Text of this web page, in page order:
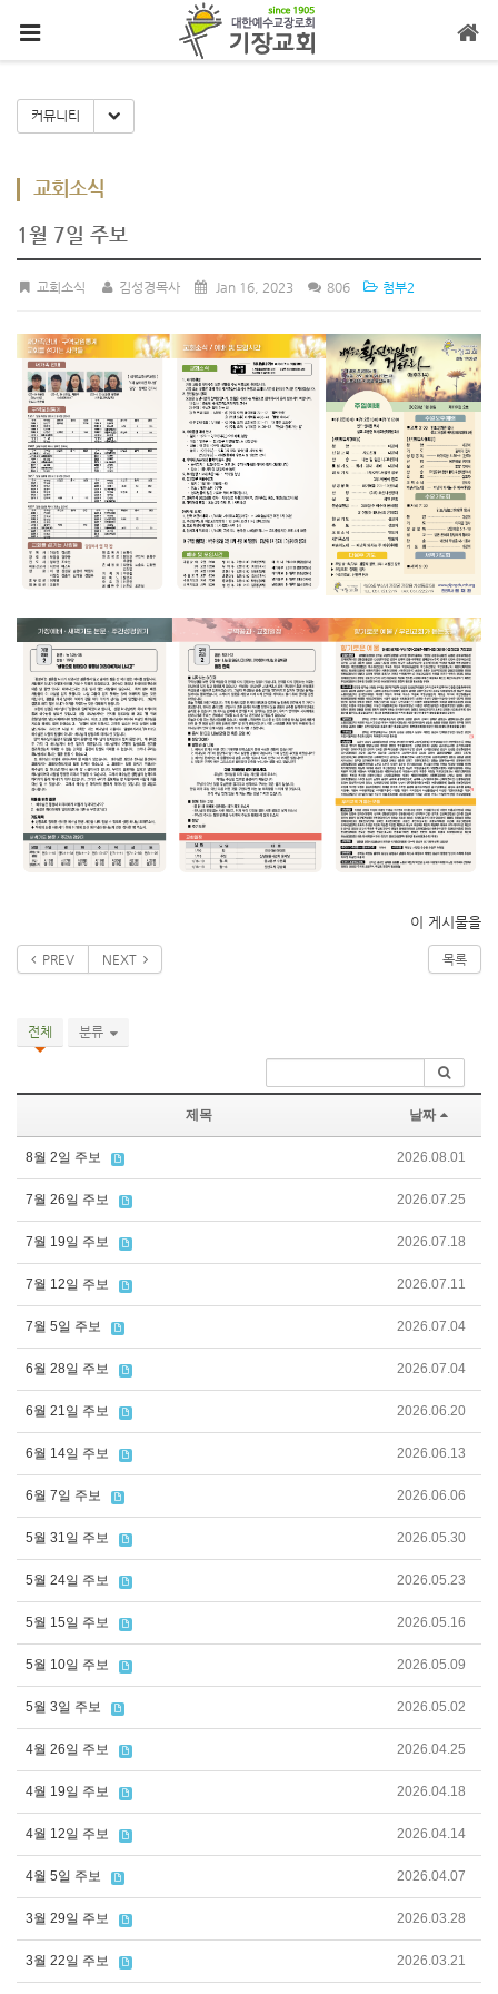
커뮤니티 Toggle Dropdown
교회소식
1월 7일 주보
교회소식 김성경목사 Jan 16, 2023 806 첨부2
이 게시물을
PREV NEXT 목록
전체 분류
제목 날짜
8월 2일 주보 2026.08.01
7월 26일 주보 2026.07.25
7월 19일 주보 2026.07.18
7월 12일 주보 2026.07.11
7월 5일 주보 2026.07.04
6월 28일 주보 2026.07.04
6월 21일 주보 2026.06.20
6월 14일 주보 2026.06.13
6월 7일 주보 2026.06.06
5월 31일 주보 2026.05.30
5월 24일 주보 2026.05.23
5월 15일 주보 2026.05.16
5월 10일 주보 2026.05.09
5월 3일 주보 2026.05.02
4월 26일 주보 2026.04.25
4월 19일 주보 2026.04.18
4월 12일 주보 2026.04.14
4월 5일 주보 2026.04.07
3월 29일 주보 2026.03.28
3월 22일 주보 2026.03.21